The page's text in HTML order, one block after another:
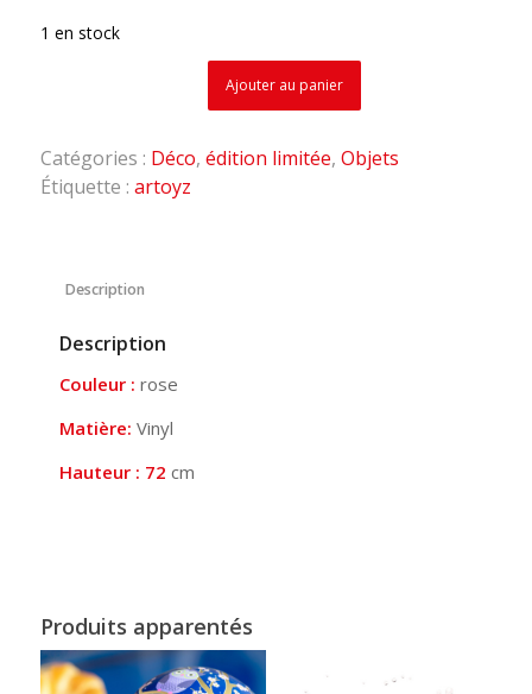
1 en stock
Ajouter au panier
Catégories : Déco, édition limitée, Objets
Étiquette : artoyz
Description
Description
Couleur : rose
Matière: Vinyl
Hauteur : 72 cm
Produits apparentés